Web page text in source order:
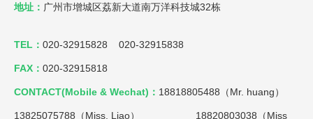
地址： 广州市增城区荔新大道南万洋科技城32栋
TEL： 020-32915828 020-32915838
FAX： 020-32915818
CONTACT(Mobile & Wechat)： 18818805488（Mr. huang）
13825075788（Miss. Liao） 18820803038（Miss